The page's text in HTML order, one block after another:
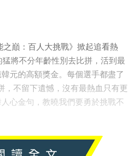
之巔：百人大挑戰》掀起追看熱
將不分年齡性別去比拼，活到最
元的高額獎金。每個選手都盡了
，不留下遺憾，沒有最熱血只有更
心金句，教曉我們要勇於挑戰不